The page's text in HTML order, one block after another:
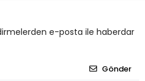
e-posta ile haberdar
Gönder